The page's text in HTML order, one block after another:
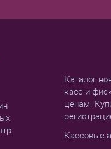
Каталог
касс и
ценам.
Кассовые